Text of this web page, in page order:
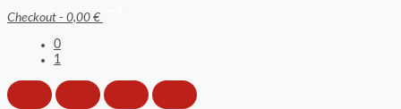
Checkout - 0,00 €
0
1